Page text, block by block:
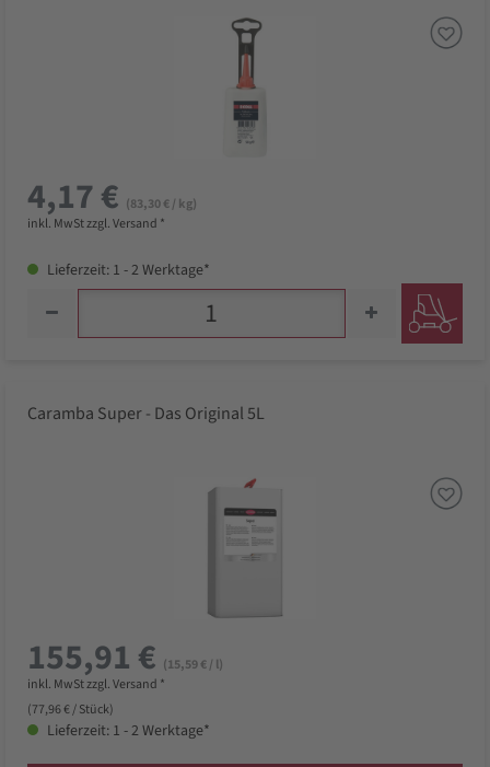
4,17 € (83,30 € / kg)
inkl. MwSt zzgl. Versand *
Lieferzeit: 1 - 2 Werktage*
Caramba Super - Das Original 5L
155,91 € (15,59 € / l)
inkl. MwSt zzgl. Versand *
(77,96 € / Stück)
Lieferzeit: 1 - 2 Werktage*